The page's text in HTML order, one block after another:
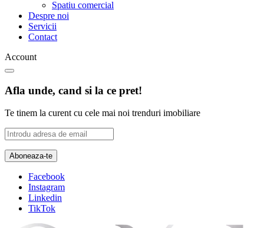
Spatiu comercial
Despre noi
Servicii
Contact
Account
Afla unde, cand si la ce pret!
Te tinem la curent cu cele mai noi trenduri imobiliare
Facebook
Instagram
Linkedin
TikTok